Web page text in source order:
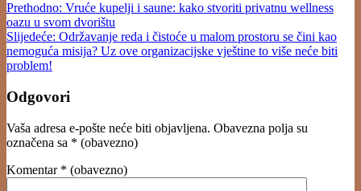
Prethodno: Vruće kupelji i saune: kako stvoriti privatnu wellness
oazu u svom dvorištu
Slijedeće: Održavanje reda i čistoće u malom prostoru se čini kao
nemoguća misija? Uz ove organizacijske vještine to više neće biti
problem!
Odgovori
Vaša adresa e-pošte neće biti objavljena. Obavezna polja su
označena sa * (obavezno)
Komentar * (obavezno)